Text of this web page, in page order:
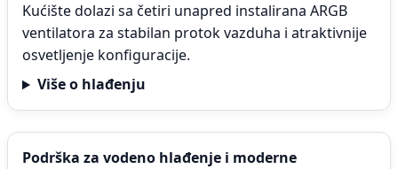
Kućište dolazi sa četiri unapred instalirana ARGB
ventilatora za stabilan protok vazduha i atraktivnije
osvetljenje konfiguracije.
Više o hlađenju
Podrška za vodeno hlađenje i moderne